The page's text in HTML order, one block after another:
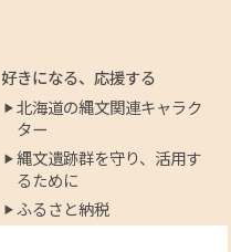
好きになる、応援する
北海道の縄文関連キャラク
ター
縄文遺跡群を守り、活用す
るために
ふるさと納税